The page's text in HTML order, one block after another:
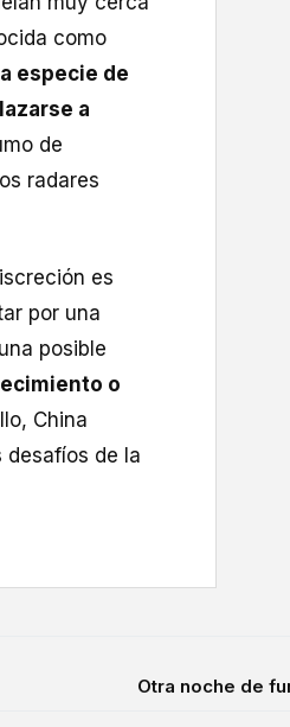
como
especie de
a
de
radares
es
por una
posible
o
China
de la
Otra noche de